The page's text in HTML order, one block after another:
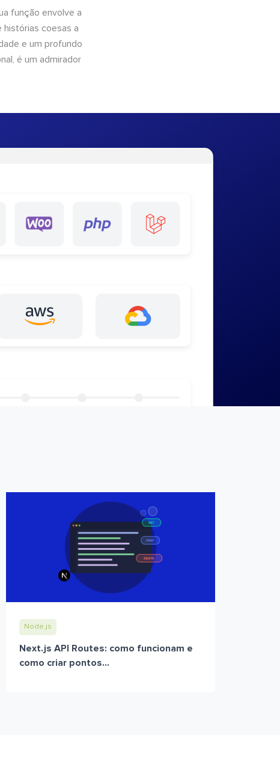
função envolve a
histórias coesas a
e um profundo
é um admirador
Node.js
Next.js API Routes: como funcionam e
como criar pontos...